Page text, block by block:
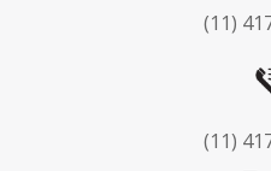
(11)
(11)